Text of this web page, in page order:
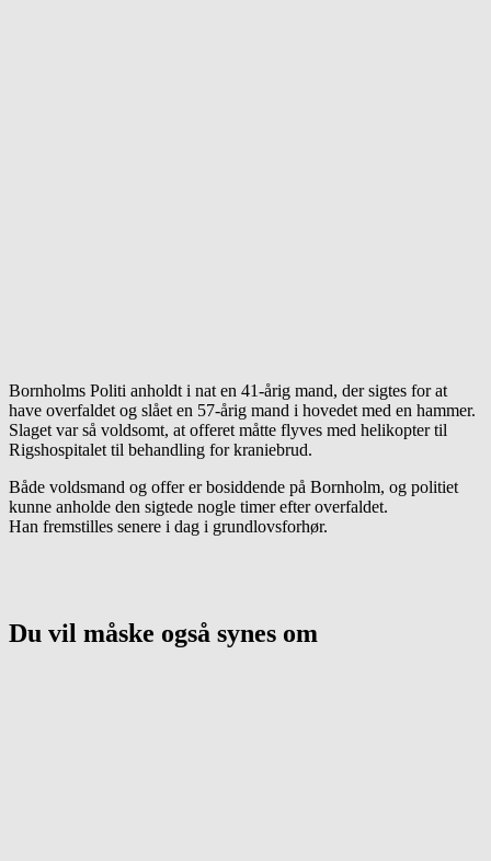
Bornholms Politi anholdt i nat en 41-årig mand, der sigtes for at
have overfaldet og slået en 57-årig mand i hovedet med en hammer.
Slaget var så voldsomt, at offeret måtte flyves med helikopter til
Rigshospitalet til behandling for kraniebrud.
Både voldsmand og offer er bosiddende på Bornholm, og politiet
kunne anholde den sigtede nogle timer efter overfaldet.
Han fremstilles senere i dag i grundlovsforhør.
Du vil måske også synes om